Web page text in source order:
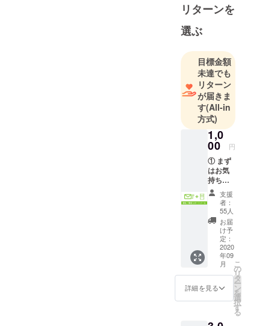
ファンが集
うことに
よって生ま
れる共同幻
想、人が多
く集まるこ
とにより生
まれる熱
狂、その
時・その場
にしかない
という焦燥
感、そして
作家さんや
本との偶然
――ここに
はさまざま
な楽しさが
満ちていま
す。
もちろん社
会の中で開
リターンを
選ぶ
目標金額
未達でも
リターン
が届きま
す(All-in
方式)
1,0
00 円
① まず
はお気
持ちだ
けで
も！
「御礼
＋限定
レポー
トメー
ル」 サ
ンクリ
2020
Summe
r終了後
に、御
礼およ
支援
者：
55人
お届
け予
定：
2020
年09
月
詳細を見る
こ
の
リ
タ
ー
ン
を
選
択
す
る